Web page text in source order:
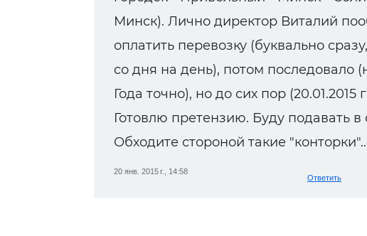
Минск). Лично директор Виталий
оплатить перевозку (буквально
со дня на день), потом последовало
Года точно), но до сих пор (20.01.2015
Готовлю претензию. Буду подавать в
Обходите стороной такие
20 янв. 2015 г., 14:58
Ответить